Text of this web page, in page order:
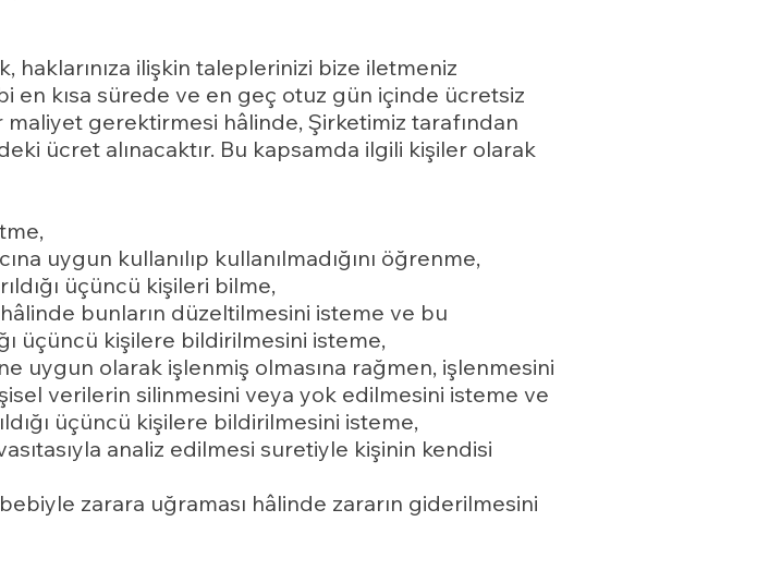
ilişkin taleplerinizi bize iletmeniz
kısa sürede ve en geç otuz gün içinde ücretsiz
maliyet gerektirmesi hâlinde, Şirketimiz tarafından
ücret alınacaktır. Bu kapsamda ilgili kişiler olarak
uygun kullanılıp kullanılmadığını öğrenme,
üçüncü kişileri bilme,
bunların düzeltilmesini isteme ve bu
üçüncü kişilere bildirilmesini isteme,
uygun olarak işlenmiş olmasına rağmen, işlenmesini
verilerin silinmesini veya yok edilmesini isteme ve
üçüncü kişilere bildirilmesini isteme,
analiz edilmesi suretiyle kişinin kendisi
zarara uğraması hâlinde zararın giderilmesini